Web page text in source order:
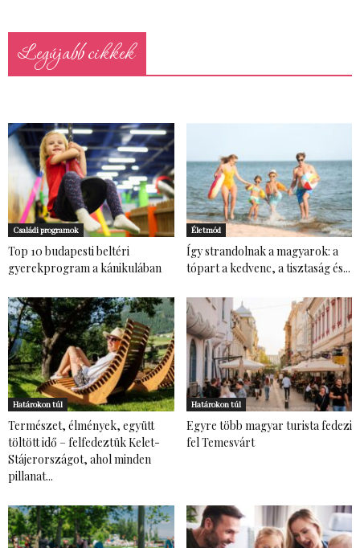
Legújabb cikkek
Családi programok
Top 10 budapesti beltéri
gyerekprogram a kánikulában
Életmód
Így strandolnak a magyarok: a
tópart a kedvenc, a tisztaság és...
Határokon túl
Természet, élmények, együtt
töltött idő – felfedeztük Kelet-
Stájerországot, ahol minden
pillanat...
Határokon túl
Egyre több magyar turista fedezi
fel Temesvárt